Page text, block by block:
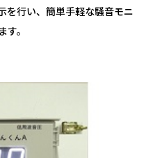
を行い、簡単手軽な騒音モニ
。